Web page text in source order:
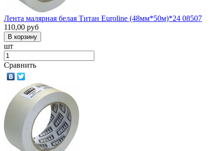
Лента малярная белая Титан Euroline (48мм*50м)*24 08507
110,00 руб
шт
Сравнить